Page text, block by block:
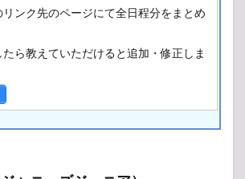
ンク先のページにて全日程分をまとめ
ら教えていただけると追加・修正しま